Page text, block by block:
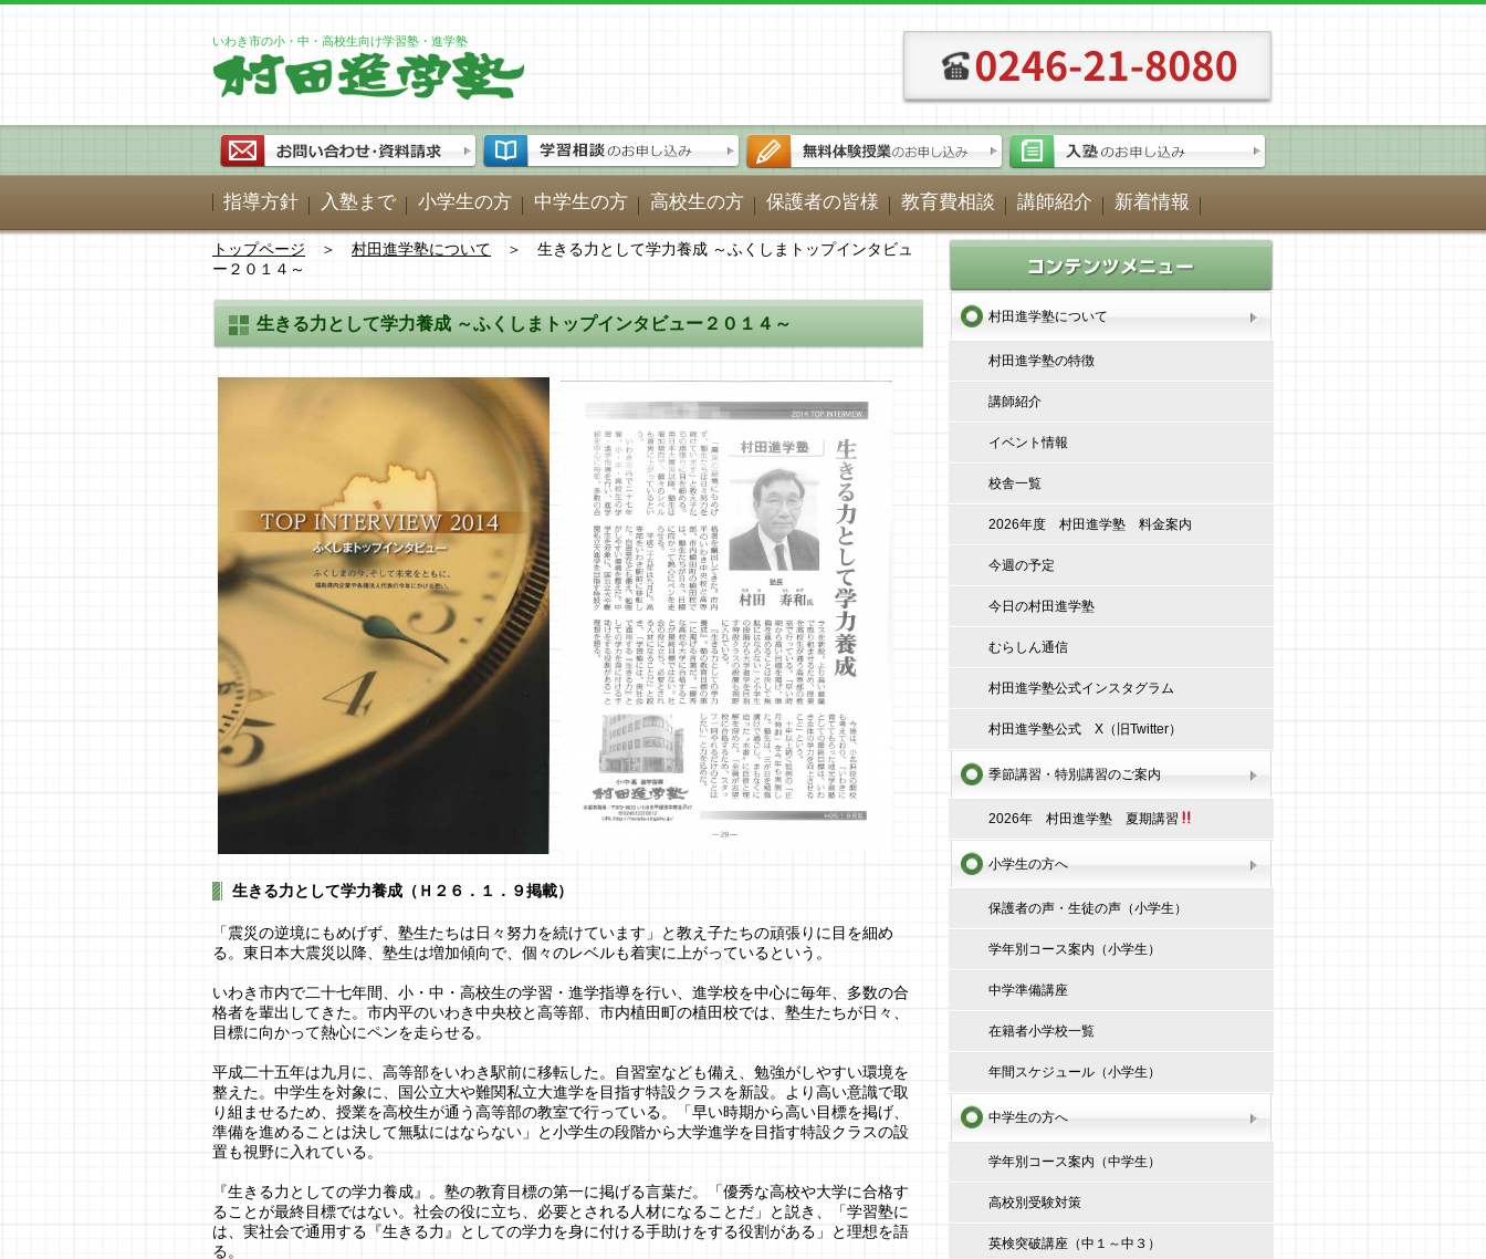
いわき市の小・中・高校生向け学習塾・進学塾
指導方針 入塾まで 小学生の方 中学生の方 高校生の方 保護者の皆様 教育費相談 講師紹介 新着情報
トップページ ＞ 村田進学塾について ＞ 生きる力として学力養成 ～ふくしまトップインタビュ
ー２０１４～
生きる力として学力養成 ～ふくしまトップインタビュー２０１４～
生きる力として学力養成（Ｈ２６．１．９掲載）
「震災の逆境にもめげず、塾生たちは日々努力を続けています」と教え子たちの頑張りに目を細め
る。東日本大震災以降、塾生は増加傾向で、個々のレベルも着実に上がっているという。
いわき市内で二十七年間、小・中・高校生の学習・進学指導を行い、進学校を中心に毎年、多数の合
格者を輩出してきた。市内平のいわき中央校と高等部、市内植田町の植田校では、塾生たちが日々、
目標に向かって熱心にペンを走らせる。
平成二十五年は九月に、高等部をいわき駅前に移転した。自習室なども備え、勉強がしやすい環境を
整えた。中学生を対象に、国公立大や難関私立大進学を目指す特設クラスを新設。より高い意識で取
り組ませるため、授業を高校生が通う高等部の教室で行っている。「早い時期から高い目標を掲げ、
準備を進めることは決して無駄にはならない」と小学生の段階から大学進学を目指す特設クラスの設
置も視野に入れている。
『生きる力としての学力養成』。塾の教育目標の第一に掲げる言葉だ。「優秀な高校や大学に合格す
ることが最終目標ではない。社会の役に立ち、必要とされる人材になることだ」と説き、「学習塾に
は、実社会で通用する『生きる力』としての学力を身に付ける手助けをする役割がある」と理想を語
る。
村田進学塾について
村田進学塾の特徴
講師紹介
イベント情報
校舎一覧
2026年度 村田進学塾 料金案内
今週の予定
今日の村田進学塾
むらしん通信
村田進学塾公式インスタグラム
村田進学塾公式 X（旧Twitter）
季節講習・特別講習のご案内
2026年 村田進学塾 夏期講習
小学生の方へ
保護者の声・生徒の声（小学生）
学年別コース案内（小学生）
中学準備講座
在籍者小学校一覧
年間スケジュール（小学生）
中学生の方へ
学年別コース案内（中学生）
高校別受験対策
英検突破講座（中１～中３）